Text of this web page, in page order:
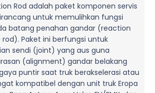
Rod adalah paket komponen servis
untuk memulihkan fungsi
batang penahan gandar (reaction
Paket ini berfungsi untuk
sendi (joint) yang aus guna
(alignment) gandar belakang
puntir saat truk berakselerasi atau
kompatibel dengan unit truk Eropa